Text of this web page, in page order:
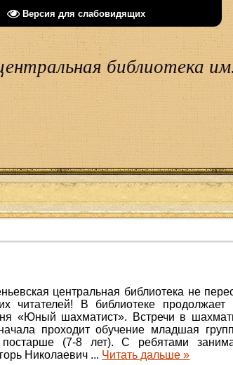
Версия для слабовидящих
библиотека
центральная библиотека не
читателей! В библиотеке
«Юный шахматист». Встречи в
проходит обучение младшая
(7-8 лет). С ребятами
Николаевич ... Читать дальше »